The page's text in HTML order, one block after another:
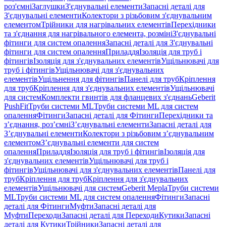
роз'ємніЗаглушкиЗ'єднувальні елементиЗапасні деталі для
З'єднувальні елементиКолектори з різьбовим з'єднувальним
елементомТрійники для нагрівальних елементівПерехідники
та з'єднання для нагрівального елемента, розмініЗ'єднувальні
фітинги для систем опаленняЗапасні деталі для З'єднувальні
фітинги для систем опаленняПриладдяІзоляція для труб і
фітингівІзоляція для з'єднувальних елементівУщільнювачі для
труб і фітингівУщільнювачі для з'єднувальних
елементівУщільнення для фітингівПанелі для трубКріплення
для трубКріплення для з'єднувальних елементівУщільнювачі
для системКомплекти гвинтів для фланцевих з'єднаньGeberit
PushFitТруби системи MLТруби системи ML для систем
опаленняФітингиЗапасні деталі для ФітингиПерехідники та
з’єднання, роз’ємніЗ’єднувальні елементиЗапасні деталі для
З’єднувальні елементиКолектори з різьбовим з’єднувальним
елементомЗ’єднувальні елементи для систем
опаленняПриладдяІзоляція для труб і фітингівІзоляція для
з'єднувальних елементівУщільнювачі для труб і
фітингівУщільнювачі для з'єднувальних елементівПанелі для
трубКріплення для трубКріплення для з'єднувальних
елементівУщільнювачі для системGeberit MeplaТруби системи
MLТруби системи ML для систем опаленняФітингиЗапасні
деталі для ФітингиМуфтиЗапасні деталі для
МуфтиПереходиЗапасні деталі для ПереходиКутикиЗапасні
деталі для КутикиТрійникиЗапасні деталі для